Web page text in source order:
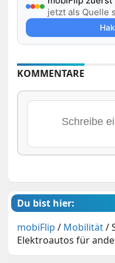
jetzt als Quelle
KOMMENTARE
Du bist hier:
mobiFlip / Mobilität/
Elektroautos für